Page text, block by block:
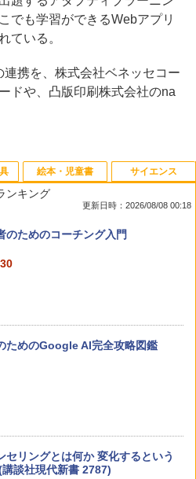
でも学習ができるWebアプリ
ている。
携を、株式会社ベネッセコー
ドや、凸版印刷株式会社のna
ンキング
更新日時：2026/08/08 00:18
のためのコーチング入門
ためのGoogle AI完全攻略図鑑
セリングとは何か 変化するという
講談社現代新書 2787)
絵本・児童書 サイエンス